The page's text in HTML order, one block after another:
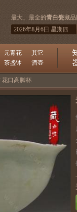
最大、最全的青白瓷藏品
2026年8月6日 星期四
元青花 其它
茶盏钵 酒壶
花口高脚杯